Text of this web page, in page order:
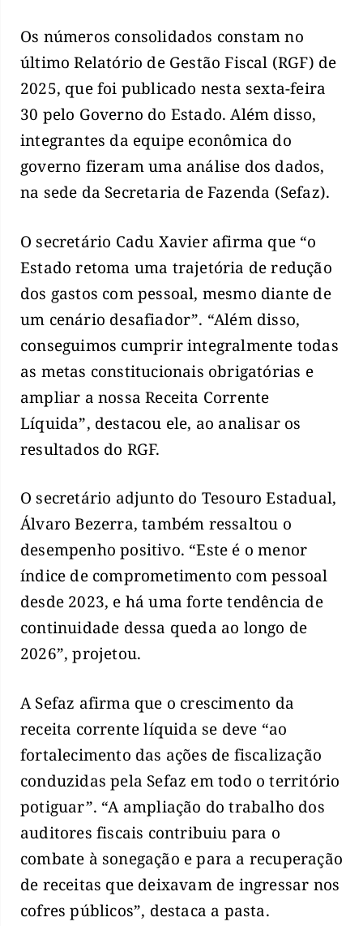
Os números consolidados constam no
último Relatório de Gestão Fiscal (RGF) de
2025, que foi publicado nesta sexta-feira
30 pelo Governo do Estado. Além disso,
integrantes da equipe econômica do
governo fizeram uma análise dos dados,
na sede da Secretaria de Fazenda (Sefaz).
O secretário Cadu Xavier afirma que “o
Estado retoma uma trajetória de redução
dos gastos com pessoal, mesmo diante de
um cenário desafiador”. “Além disso,
conseguimos cumprir integralmente todas
as metas constitucionais obrigatórias e
ampliar a nossa Receita Corrente
Líquida”, destacou ele, ao analisar os
resultados do RGF.
O secretário adjunto do Tesouro Estadual,
Álvaro Bezerra, também ressaltou o
desempenho positivo. “Este é o menor
índice de comprometimento com pessoal
desde 2023, e há uma forte tendência de
continuidade dessa queda ao longo de
2026”, projetou.
A Sefaz afirma que o crescimento da
receita corrente líquida se deve “ao
fortalecimento das ações de fiscalização
conduzidas pela Sefaz em todo o território
potiguar”. “A ampliação do trabalho dos
auditores fiscais contribuiu para o
combate à sonegação e para a recuperação
de receitas que deixavam de ingressar nos
cofres públicos”, destaca a pasta.